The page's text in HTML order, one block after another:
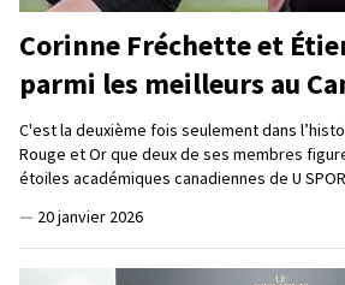
Corinne Fréchette et
parmi les meilleurs au
C'est la deuxième fois seulement dans
Rouge et Or que deux de ses membres
étoiles académiques canadiennes de U
— 20 janvier 2026